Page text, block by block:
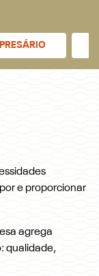
e proporcionar
agrega
qualidade,